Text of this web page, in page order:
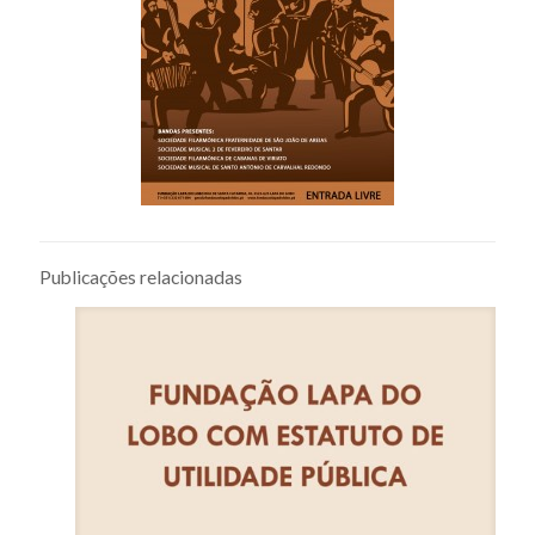
Publicações relacionadas